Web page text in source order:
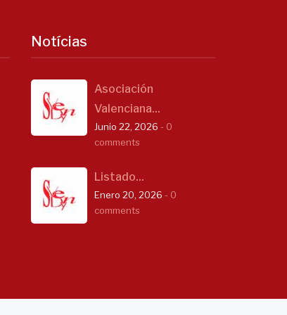
Notícias
Asociación
Valenciana...
Junio 22, 2026 - 0
comments
Listado...
Enero 20, 2026 - 0
comments